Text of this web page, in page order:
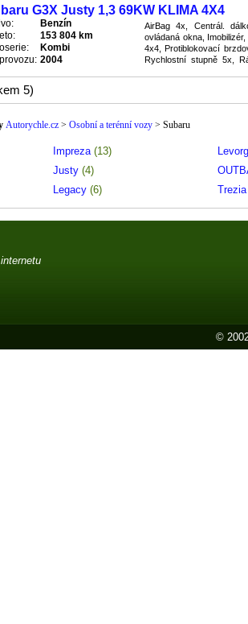
G3X Justy 1,3 69KW KLIMA 4X4
Benzín
153 804 km
Kombi
2004
AirBag 4x, Centrál.
ovládaná okna,
4x4, Protiblokovací
Rychlostní stupně 5x,
5)
Autorychle.cz > Osobní a terénní vozy > Subaru
Impreza (13)
Justy (4)
Legacy (6)
©